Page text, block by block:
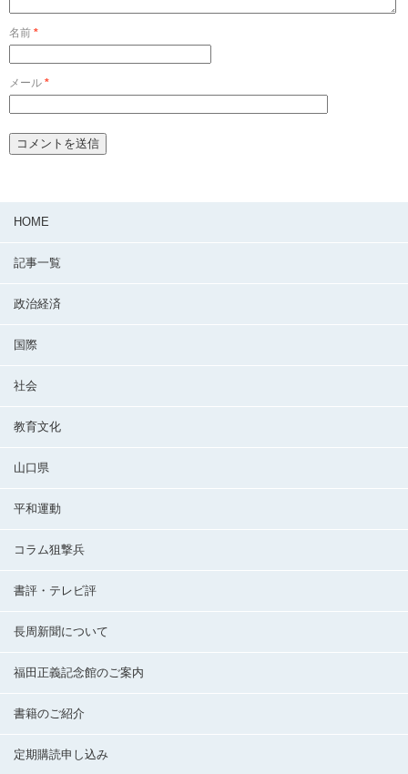
名前 *
メール *
HOME
記事一覧
政治経済
国際
社会
教育文化
山口県
平和運動
コラム狙撃兵
書評・テレビ評
長周新聞について
福田正義記念館のご案内
書籍のご紹介
定期購読申し込み